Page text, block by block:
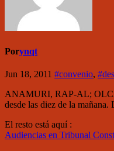
Porynqt
Jun 18, 2011 #convenio,
ANAMURI, RAP-AL; OLCA
desde las diez de la
El resto está aquí :
Audiencias en Tribunal